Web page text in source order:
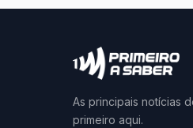
As principais notícias
primeiro aqui.